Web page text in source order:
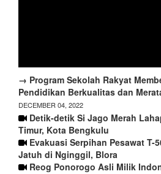
→ Program Sekolah Rakyat
Pendidikan Berkualitas dan
DECEMBER 04, 2022
Detik-detik Si Jago Merah
Timur, Kota Bengkulu
Evakuasi Serpihan Pesawat T-
Jatuh di Nginggil, Blora
Reog Ponorogo Asli Milik